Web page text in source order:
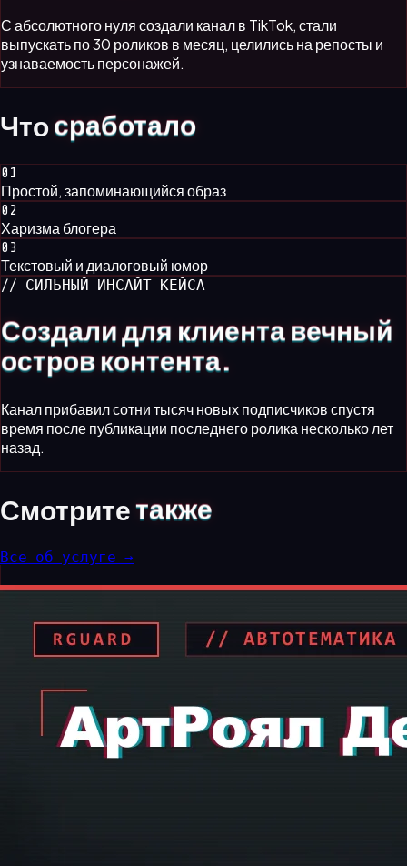
С абсолютного нуля создали канал в TikTok, стали
выпускать по 30 роликов в месяц, целились на репосты и
узнаваемость персонажей.
Чтосработало
0 1
Простой, запоминающийся образ
0 2
Харизма блогера
0 3
Текстовый и диалоговый юмор
// СИЛЬНЫЙ ИНСАЙТ КЕЙСА
Создали для клиента вечный
остров контента.
Канал прибавил сотни тысяч новых подписчиков спустя
время после публикации последнего ролика несколько лет
назад.
Смотритетакже
Все об услуге →